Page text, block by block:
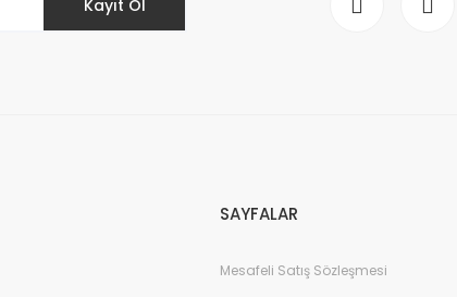
Kayıt Ol
SAYFALAR
Mesafeli Satış Sözleşmesi